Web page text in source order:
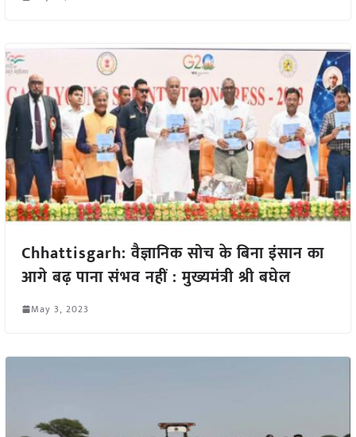
Chhattisgarh: वैज्ञानिक सोच के बिना इंसान का
आगे बढ़ पाना संभव नहीं : मुख्यमंत्री श्री बघेल
May 3, 2023